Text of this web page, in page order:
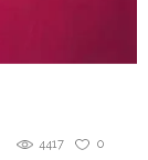
0
4417